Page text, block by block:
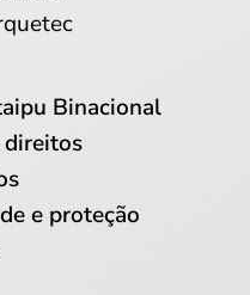
Binacional
direitos
e proteção